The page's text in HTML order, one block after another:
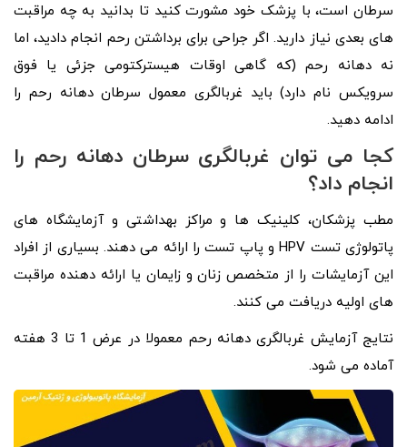
سرطان است، با پزشک خود مشورت کنید تا بدانید به چه مراقبت
های بعدی نیاز دارید. اگر جراحی برای برداشتن رحم انجام دادید، اما
نه دهانه رحم (که گاهی اوقات هیسترکتومی جزئی یا فوق
سرویکس نام دارد) باید غربالگری معمول سرطان دهانه رحم را
ادامه دهید.
کجا می توان غربالگری سرطان دهانه رحم را
انجام داد؟
مطب پزشکان، کلینیک ها و مراکز بهداشتی و آزمایشگاه های
پاتولوژی تست HPV و پاپ تست را ارائه می دهند. بسیاری از افراد
این آزمایشات را از متخصص زنان و زایمان یا ارائه دهنده مراقبت
های اولیه دریافت می کنند.
نتایج آزمایش غربالگری دهانه رحم معمولا در عرض 1 تا 3 هفته
آماده می شود.